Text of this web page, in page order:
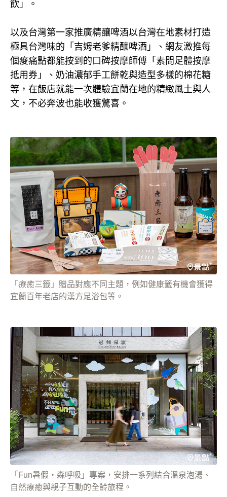
飲」。
以及台灣第一家推廣精釀啤酒以台灣在地素材打造
極具台灣味的「吉姆老爹精釀啤酒」、網友激推每
個痠痛點都能按到的口碑按摩師傅「素問足體按摩
抵用券」、奶油濃郁手工餅乾與造型多樣的棉花糖
等，在飯店就能一次體驗宜蘭在地的精緻風土與人
文，不必奔波也能收獲驚喜。
「療癒三籤」贈品對應不同主題，例如健康籤有機會獲得
宜蘭百年老店的漢方足浴包等。
「Fun暑假・森呼吸」專案，安排一系列結合溫泉泡湯、
自然療癒與親子互動的全齡旅程。